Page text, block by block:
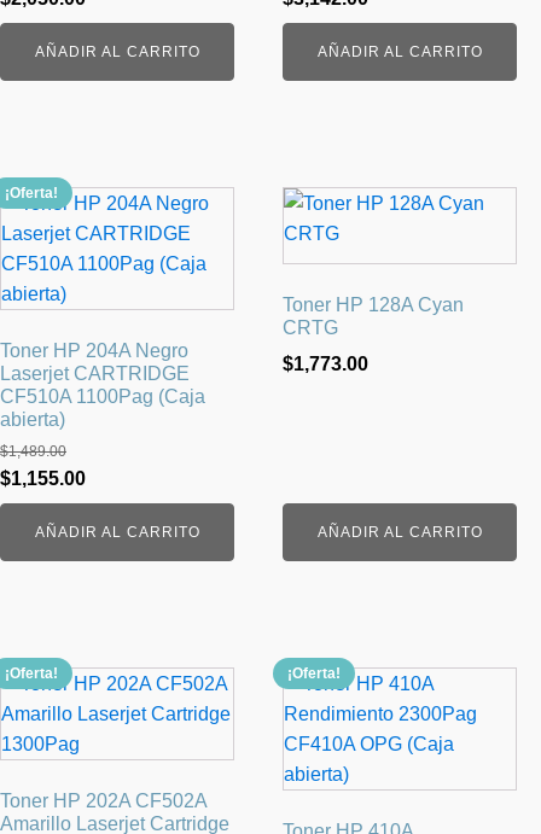
precio
original
era:
precio
actual
es:
AÑADIR AL CARRITO AÑADIR AL CARRITO
¡Oferta!
Toner HP 204A Negro
Laserjet CARTRIDGE
CF510A 1100Pag (Caja
abierta)
$1,489.00
El
precio
original
era:
$1,155.00El
precio
actual
es:
AÑADIR AL CARRITO
Toner HP 128A Cyan
CRTG
$1,773.00
AÑADIR AL CARRITO
¡Oferta!
Toner HP 202A CF502A
Amarillo Laserjet Cartridge
¡Oferta!